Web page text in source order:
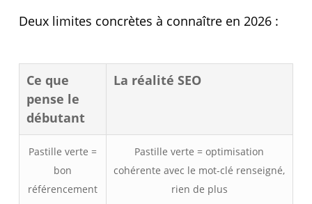
Deux limites concrètes à connaître en 2026 :
Ce que
pense le
débutant
La réalité SEO
Pastille verte =
bon
référencement
Pastille verte = optimisation
cohérente avec le mot-clé renseigné,
rien de plus